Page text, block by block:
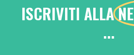
ISCRIVITI ALLA
...